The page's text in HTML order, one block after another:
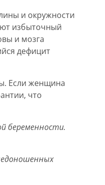
и окружности
избыточный
и мозга
дефицит
Если женщина
что
беременности.